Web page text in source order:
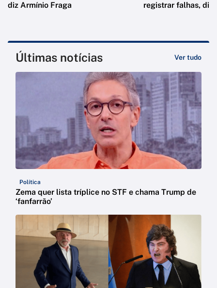
diz Armínio Fraga
registrar falhas, diz
Últimas notícias Ver tudo
Política
Zema quer lista tríplice no STF e chama Trump de
‘fanfarrão’